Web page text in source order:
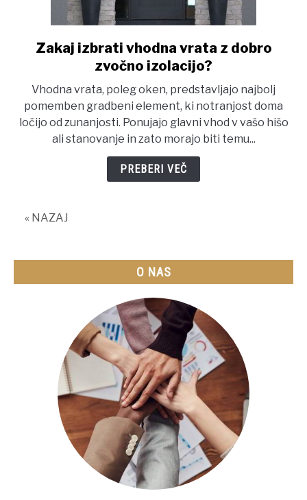
OKOLICA
DOKUMENTACIJA
O NAS
KONTAKT
link
to
izbrati
vhodna
vrata
z
dobro
Zakaj izbrati vhodna vrata z dobro
zvočno izolacijo?
Vhodna vrata, poleg oken, predstavljajo najbolj
pomemben gradbeni element, ki notranjost doma
ločijo od zunanjosti. Ponujajo glavni vhod v vašo hišo
ali stanovanje in zato morajo biti temu...
PREBERI VEČ
« NAZAJ
O NAS